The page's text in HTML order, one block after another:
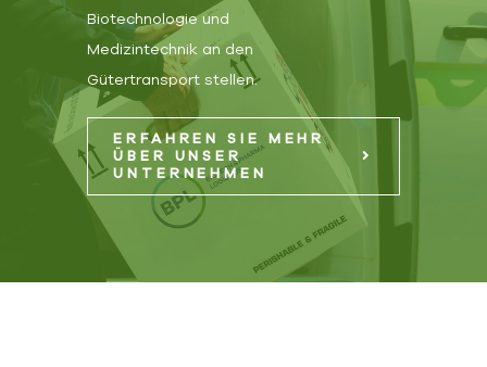
Biotechnologie und
Medizintechnik an den
Gütertransport stellen.
ERFAHREN SIE MEHR
ÜBER UNSER
UNTERNEHMEN